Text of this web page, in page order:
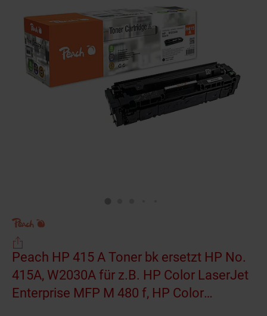
Peach HP 415 A Toner bk ersetzt HP No.
415A, W2030A für z.B. HP Color LaserJet
Enterprise MFP M 480 f, HP Color